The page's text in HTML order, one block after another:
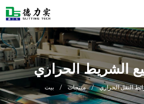
الشريط الحراري
بيت / منتجات / النقل الحراري